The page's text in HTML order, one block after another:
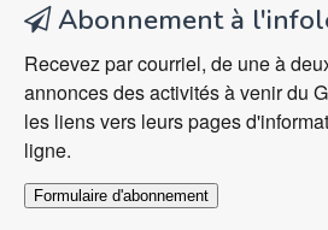
Abonnement à
Recevez par courriel, de une à
annonces des activités à venir du
les liens vers leurs pages
ligne.
Formulaire d'abonnement